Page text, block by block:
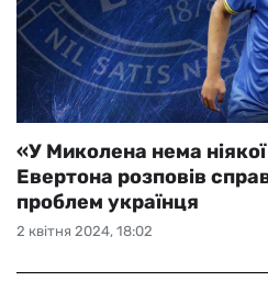
2 квітня 2024, 18:02
«У Миколена нема
Евертона розповів
проблем українця